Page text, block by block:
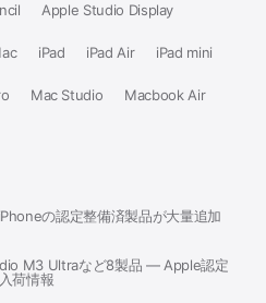
Apple Studio Display
iPad iPad Air iPad mini
Mac Studio Macbook Air
の認定整備済製品が大量追加
M3 Ultraなど8製品 — Apple認定
荷情報